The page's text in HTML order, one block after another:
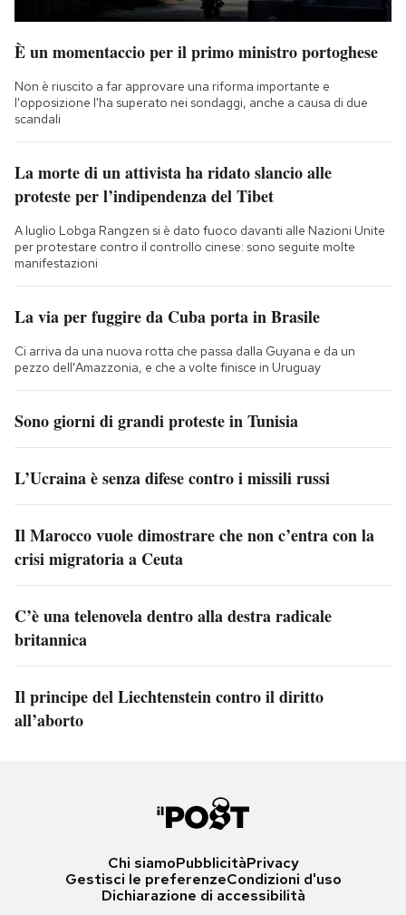
È un momentaccio per il primo ministro portoghese
Non è riuscito a far approvare una riforma importante e
l'opposizione l'ha superato nei sondaggi, anche a causa di due
scandali
La morte di un attivista ha ridato slancio alle
proteste per l’indipendenza del Tibet
A luglio Lobga Rangzen si è dato fuoco davanti alle Nazioni Unite
per protestare contro il controllo cinese: sono seguite molte
manifestazioni
La via per fuggire da Cuba porta in Brasile
Ci arriva da una nuova rotta che passa dalla Guyana e da un
pezzo dell'Amazzonia, e che a volte finisce in Uruguay
Sono giorni di grandi proteste in Tunisia
L’Ucraina è senza difese contro i missili russi
Il Marocco vuole dimostrare che non c’entra con la
crisi migratoria a Ceuta
C’è una telenovela dentro alla destra radicale
britannica
Il principe del Liechtenstein contro il diritto
all’aborto
Chi siamoPubblicitàPrivacy
Gestisci le preferenzeCondizioni d'uso
Dichiarazione di accessibilità